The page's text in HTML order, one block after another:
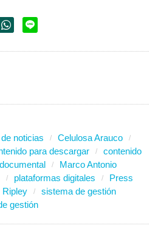
noticias
Celulosa Arauco
para descargar
contenido
Marco Antonio
plataformas digitales
Press
Ripley
sistema de gestión
gestión